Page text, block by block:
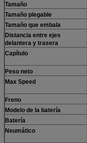
Tamaño
Tamaño plegable
Tamaño que embala
Distancia entre ejes
delantera y trasera
Capítulo
Peso neto
Max Speed
Freno
Modelo de la batería
Batería
Neumático